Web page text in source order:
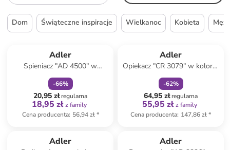
Dom Świąteczne inspiracje Wielkanoc Kobieta
Adler
Spieniacz "AD 4500" w
kolorze srebrnym do mleka
-66%
20,95 złregularna
18,95 zł z family
Cena producenta: 56,94 zł*
Adler
Opiekacz "CR 3079" w kolorze
czarnym do kanapek
-62%
64,95 złregularna
55,95 zł z family
Cena producenta: 147,86 zł*
Adler Adler